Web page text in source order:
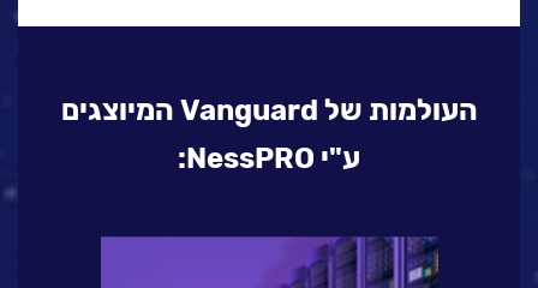
העולמות של Vanguard המיוצגים
ע"י NessPRO: